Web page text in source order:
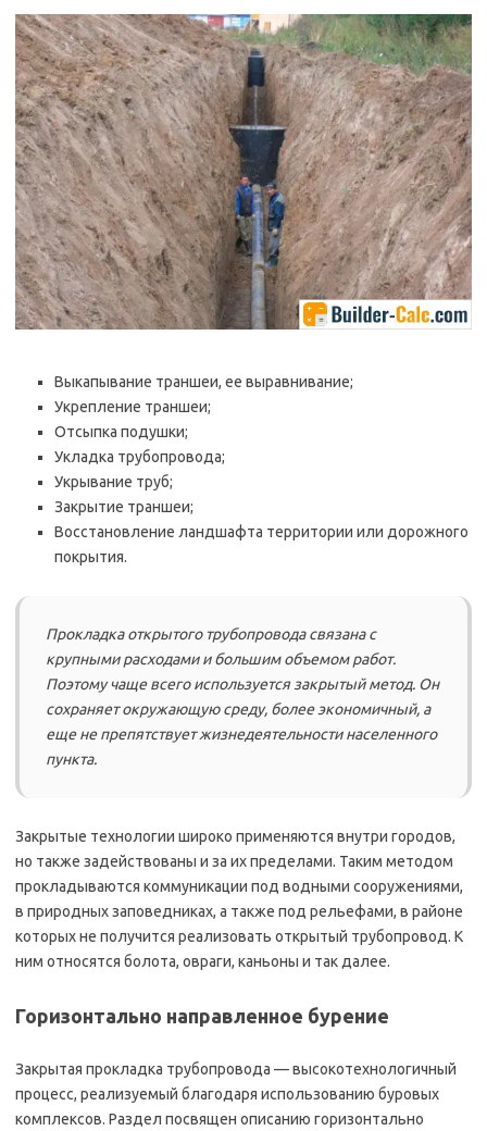
Выкапывание траншеи, ее выравнивание;
Укрепление траншеи;
Отсыпка подушки;
Укладка трубопровода;
Укрывание труб;
Закрытие траншеи;
Восстановление ландшафта территории или дорожного
покрытия.
Прокладка открытого трубопровода связана с
крупными расходами и большим объемом работ.
Поэтому чаще всего используется закрытый метод. Он
сохраняет окружающую среду, более экономичный, а
еще не препятствует жизнедеятельности населенного
пункта.
Закрытые технологии широко применяются внутри городов,
но также задействованы и за их пределами. Таким методом
прокладываются коммуникации под водными сооружениями,
в природных заповедниках, а также под рельефами, в районе
которых не получится реализовать открытый трубопровод. К
ним относятся болота, овраги, каньоны и так далее.
Горизонтально направленное бурение
Закрытая прокладка трубопровода — высокотехнологичный
процесс, реализуемый благодаря использованию буровых
комплексов. Раздел посвящен описанию горизонтально